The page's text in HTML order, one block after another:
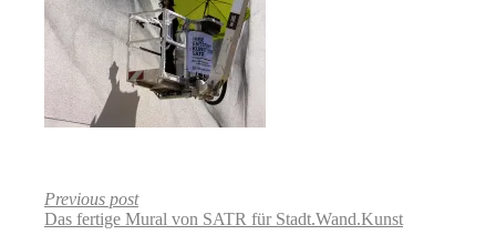
Previous post
Das fertige Mural von SATR für Stadt.Wand.Kunst